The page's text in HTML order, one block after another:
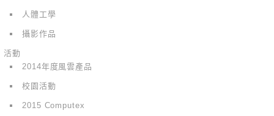
人體工學
攝影作品
活動
2014年度風雲產品
校園活動
2015 Computex